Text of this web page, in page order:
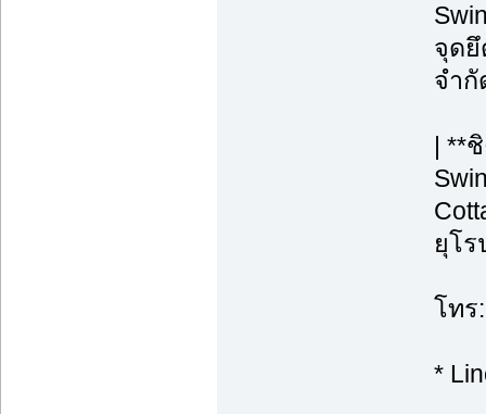
จุด
จำกั
| **
ยุโ
โทร
*